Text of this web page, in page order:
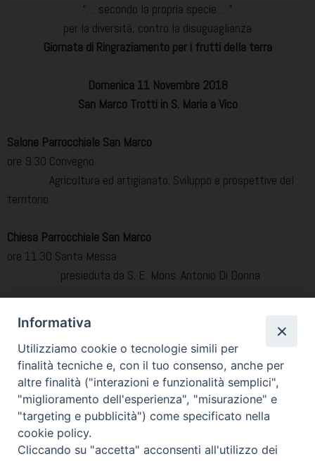
“… secondo la propria specie …”
per la diversità, contro la disuguaglianza
Giornata di Ringraziamento per i frutti della terra
Domenica 11 Novembre 2018
San Marco Trotti in S. Maria a Vico
Salone Parrocchiale San Marco
ore 9.30 Convegno
Agricoltura ed artigianato: Sviluppo e prospettive del
territorio
Chiesa Parrocchiale San Marco
ore 11.30 Santa Messa
presieduta da S. E. Mons. Antonio Di Donna
Piazza dell’Unificazione
ore 12.30: Benedizione dei trattori e macchine agricole
ore 17.00: Apertura di stands con prodotti dell’agricoltura
locale
ore 19.30: Momento musicale
Condividi…
Informativa
Utilizziamo cookie o tecnologie simili per
finalità tecniche e, con il tuo consenso, anche per
altre finalità ("interazioni e funzionalità semplici",
"miglioramento dell'esperienza", "misurazione" e
"targeting e pubblicità") come specificato nella
cookie policy.
Cliccando su "accetta" acconsenti all'utilizzo dei